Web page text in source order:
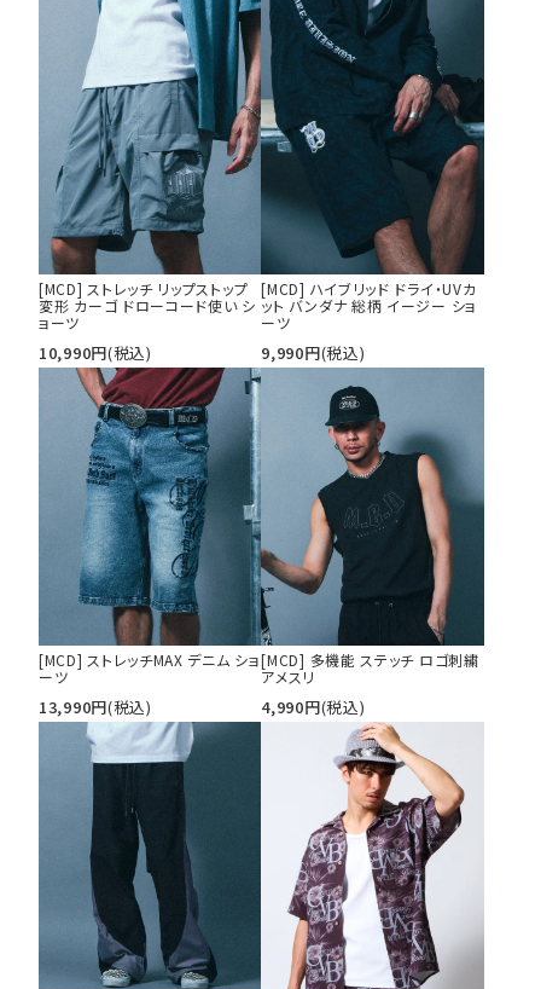
M
L
XXL
XXXL
29inc
30inc
32inc
34inc
36inc
38inc
40inc
KIDS
カラー
絞り込んで検索する
[MCD] ストレッチ リップストップ
変形 カーゴ ドローコード使い シ
ョーツ
10,990円(税込)
[MCD] ハイブリッド ドライ・UVカ
ット バンダナ 総柄 イージー ショ
ーツ
9,990円(税込)
[MCD] ストレッチMAX デニム ショ
ーツ
13,990円(税込)
[MCD] 多機能 ステッチ ロゴ刺繍
アメスリ
4,990円(税込)